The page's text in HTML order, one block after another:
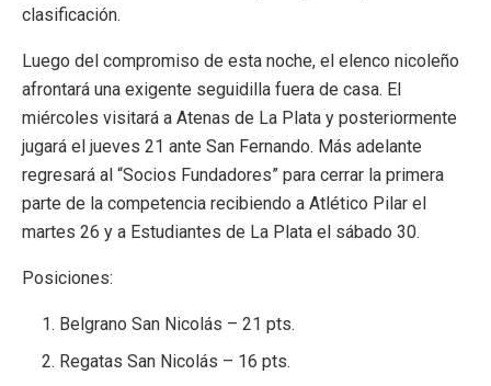
clasificación.
Luego del compromiso de esta noche, el elenco nicoleño
afrontará una exigente seguidilla fuera de casa. El
miércoles visitará a Atenas de La Plata y posteriormente
jugará el jueves 21 ante San Fernando. Más adelante
regresará al “Socios Fundadores” para cerrar la primera
parte de la competencia recibiendo a Atlético Pilar el
martes 26 y a Estudiantes de La Plata el sábado 30.
Posiciones:
Belgrano San Nicolás – 21 pts.
Regatas San Nicolás – 16 pts.